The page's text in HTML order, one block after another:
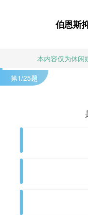
伯恩斯
本内容仅为休闲
第1/25题